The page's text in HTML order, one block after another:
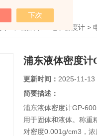
电子密度计 >
浦东液体密度计
更新时间： 2025-11-13
简要描述：
浦东液体密度计GP-
用于固体和液体。称重
对密度0.001g/cm3，